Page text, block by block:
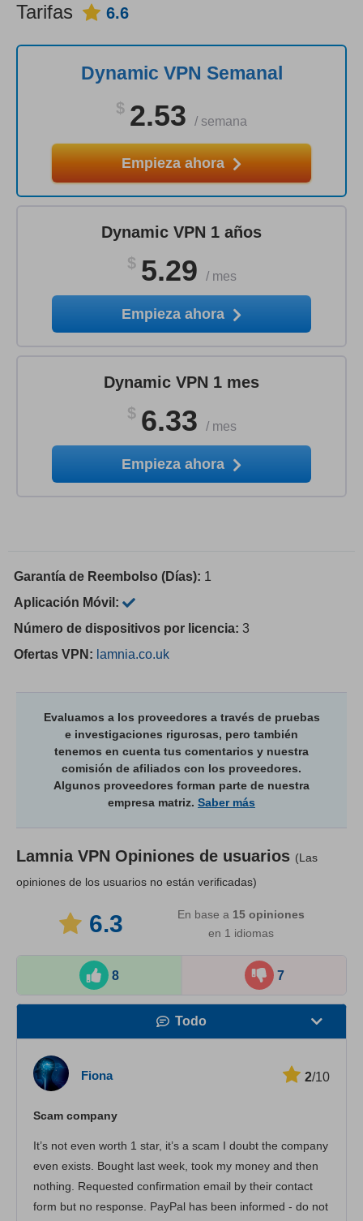
Tarifas 6.6
Dynamic VPN Semanal
$ 2.53 / semana
Empieza ahora
Dynamic VPN 1 años
$ 5.29 / mes
Empieza ahora
Dynamic VPN 1 mes
$ 6.33 / mes
Empieza ahora
Garantía de Reembolso (Días): 1
Aplicación Móvil:
Número de dispositivos por licencia: 3
Ofertas VPN: lamnia.co.uk
Evaluamos a los proveedores a través de pruebas
e investigaciones rigurosas, pero también
tenemos en cuenta tus comentarios y nuestra
comisión de afiliados con los proveedores.
Algunos proveedores forman parte de nuestra
empresa matriz. Saber más
Lamnia VPN Opiniones de usuarios (Las
opiniones de los usuarios no están verificadas)
6.3 En base a 15 opiniones
en 1 idiomas
8 7
Todo
Atención al cliente
Fiona 2/10
Scam company
It’s not even worth 1 star, it’s a scam I doubt the company
even exists. Bought last week, took my money and then
nothing. Requested confirmation email by their contact
form but no response. PayPal has been informed - do not